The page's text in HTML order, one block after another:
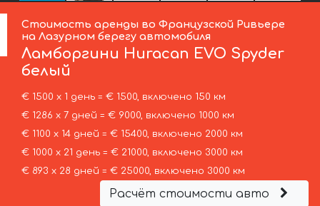
Стоимость аренды во Французской Ривьере
на Лазурном берегу автомобиля
Ламборгини Huracan EVO Spyder
белый
€ 1500 х 1 день = € 1500, включено 150 км
€ 1286 х 7 дней = € 9000, включено 1000 км
€ 1100 х 14 дней = € 15400, включено 2000 км
€ 1000 х 21 день = € 21000, включено 3000 км
€ 893 х 28 дней = € 25000, включено 3000 км
Расчёт стоимости авто